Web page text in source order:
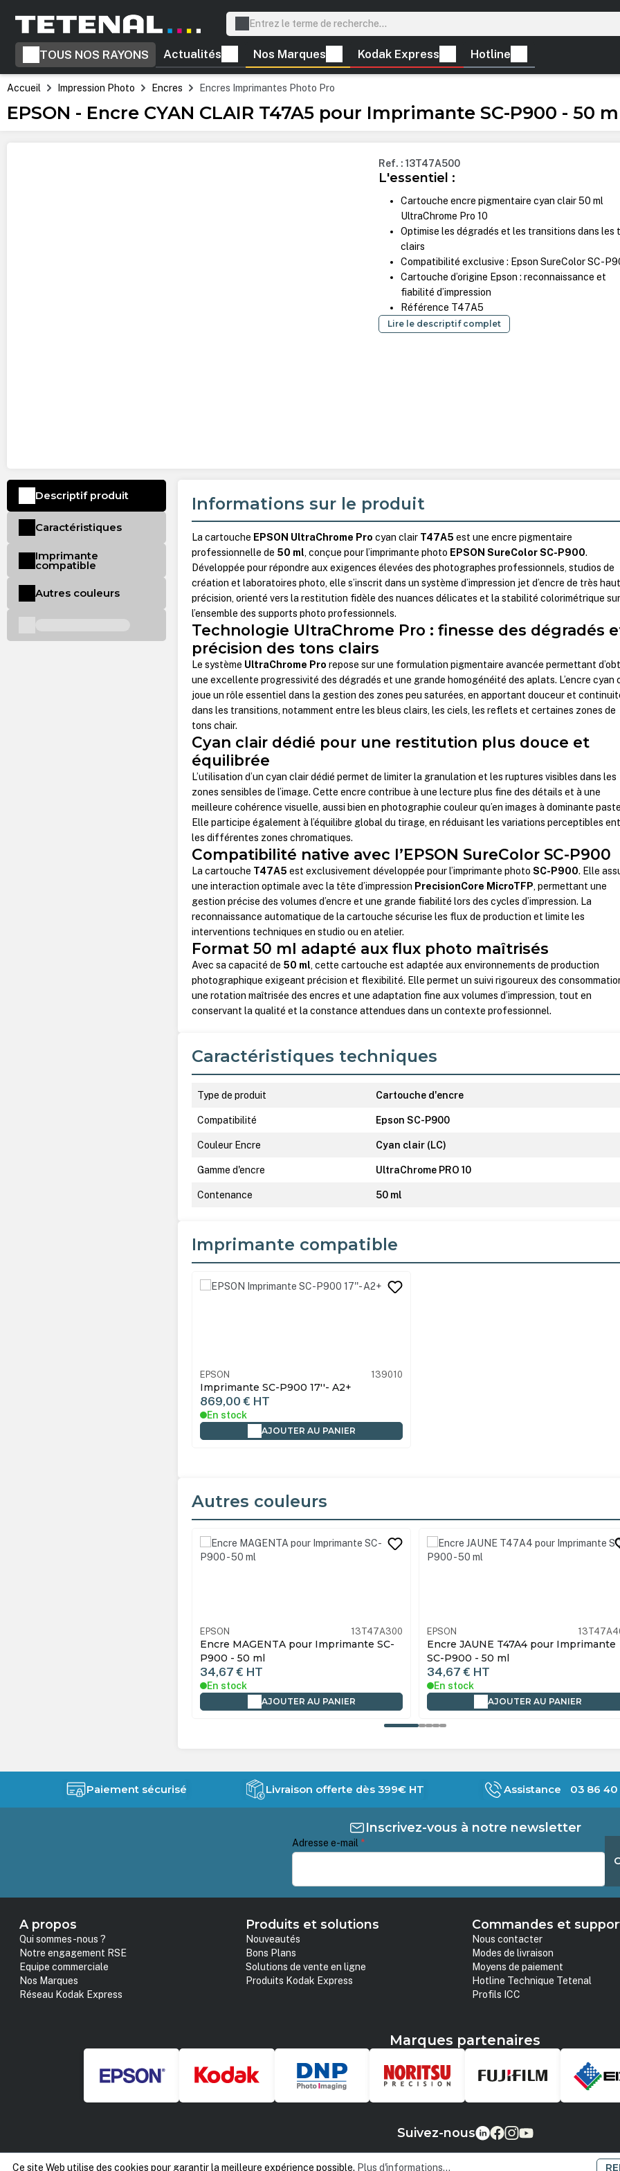
Passer à la navigation principale
TOUS NOS RAYONS Actualités Nos Marques Kodak Express Hotline
Accueil Impression Photo Encres Encres Imprimantes Photo Pro
EPSON - Encre CYAN CLAIR T47A5 pour Imprimante SC-P900 - 50
Ref. : 13T47A500
L'essentiel :
Cartouche encre pigmentaire cyan clair 50 ml
UltraChrome Pro 10
Optimise les dégradés et les transitions dans les
clairs
Compatibilité exclusive : Epson SureColor SC-
Cartouche d’origine Epson : reconnaissance et
fiabilité d’impression
Référence T47A5
Lire le descriptif complet
Informations sur le produit
La cartouche EPSON UltraChrome Pro cyan clair T47A5 est une encre pigmentaire
professionnelle de 50 ml, conçue pour l’imprimante photo EPSON SureColor SC-P900.
Développée pour répondre aux exigences élevées des photographes professionnels, studios de
création et laboratoires photo, elle s’inscrit dans un système d’impression jet d’encre de très
précision, orienté vers la restitution fidèle des nuances délicates et la stabilité colorimétrique
l’ensemble des supports photo professionnels.
Technologie UltraChrome Pro : finesse des dégradés
précision des tons clairs
Le système UltraChrome Pro repose sur une formulation pigmentaire avancée permettant
une excellente progressivité des dégradés et une grande homogénéité des aplats. L’encre cyan
joue un rôle essentiel dans la gestion des zones peu saturées, en apportant douceur et
dans les transitions, notamment entre les bleus clairs, les ciels, les reflets et certaines zones de
tons chair.
Cyan clair dédié pour une restitution plus douce et
équilibrée
L’utilisation d’un cyan clair dédié permet de limiter la granulation et les ruptures visibles dans les
zones sensibles de l’image. Cette encre contribue à une lecture plus fine des détails et à une
meilleure cohérence visuelle, aussi bien en photographie couleur qu’en images à dominante
Elle participe également à l’équilibre global du tirage, en réduisant les variations perceptibles
les différentes zones chromatiques.
Compatibilité native avec l’EPSON SureColor SC-P900
La cartouche T47A5 est exclusivement développée pour l’imprimante photoSC-P900. Elle
une interaction optimale avec la tête d’impression PrecisionCore MicroTFP, permettant une
gestion précise des volumes d’encre et une grande fiabilité lors des cycles d’impression. La
reconnaissance automatique de la cartouche sécurise les flux de production et limite les
interventions techniques en studio ou en atelier.
Format 50 ml adapté aux flux photo maîtrisés
Avec sa capacité de 50 ml, cette cartouche est adaptée aux environnements de production
photographique exigeant précision et flexibilité. Elle permet un suivi rigoureux des
une rotation maîtrisée des encres et une adaptation fine aux volumes d’impression, tout en
conservant la qualité et la constance attendues dans un contexte professionnel.
Caractéristiques techniques
Type de produit Cartouche d'encre
Compatibilité Epson SC-P900
Couleur Encre Cyan clair (LC)
Gamme d'encre UltraChrome PRO 10
Contenance 50 ml
Imprimante compatible
Ignorer la galerie de produits
EPSON 139010
Imprimante SC-P900 17''- A2+
869,00 € HT
En stock
AJOUTER AU PANIER
Autres couleurs
Ignorer la galerie de produits
EPSON 13T47A400
Encre JAUNE T47A4 pour Imprimante
SC-P900 - 50 ml
34,67 € HT
En stock
AJOUTER AU PANIER
EPSON
Encre MAGENTA CLAIR T47A6 pour
Imprimante SC-P900 - 50 ml
34,67 € HT
En stock
AJOUTER AU PANIER
Descriptif produit
Caractéristiques
Imprimante
compatible
Autres couleurs
Paiement sécurisé Livraison offerte dès 399€ HT Assistance 03 86 40
Inscrivez-vous à notre newsletter
Adresse e-mail *
A propos
Qui sommes-nous ?
Notre engagement RSE
Equipe commerciale
Nos Marques
Réseau Kodak Express
Produits et solutions
Nouveautés
Bons Plans
Solutions de vente en ligne
Produits Kodak Express
Commandes et
Nous contacter
Modes de livraison
Moyens de paiement
Hotline Technique Tetenal
Profils ICC
Marques partenaires
Suivez-nous
Ce site Web utilise des cookies pour garantir la meilleure expérience possible. Plus d'informations...